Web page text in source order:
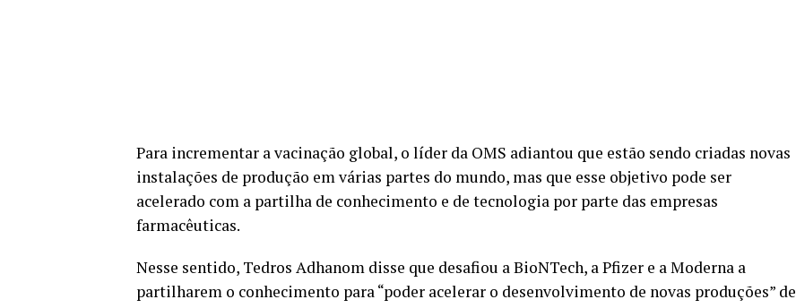
Para incrementar a vacinação global, o líder da OMS adiantou que estão sendo criadas novas
instalações de produção em várias partes do mundo, mas que esse objetivo pode ser
acelerado com a partilha de conhecimento e de tecnologia por parte das empresas
farmacêuticas.
Nesse sentido, Tedros Adhanom disse que desafiou a BioNTech, a Pfizer e a Moderna a
partilharem o conhecimento para “poder acelerar o desenvolvimento de novas produções” de